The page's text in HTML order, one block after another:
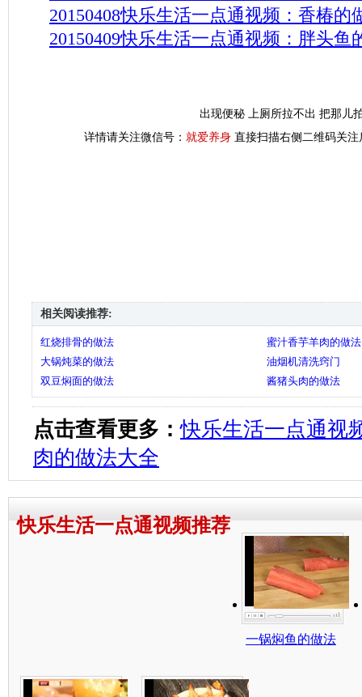
20150408快乐生活一点通视频：香椿的
20150409快乐生活一点通视频：胖头鱼
出现便秘 上厕所拉不出 把那儿
详情请关注微信号： 就爱养身 直接扫描右侧二维码关注
相关阅读推荐:
红烧排骨的做法
蜜汁香芋羊肉的做法
大锅炖菜的做法
油烟机清洗窍门
双豆焖面的做法
酱猪头肉的做法
点击查看更多：快乐生活一点通视
肉的做法大全
快乐生活一点通视频推荐
一锅焖鱼的做法